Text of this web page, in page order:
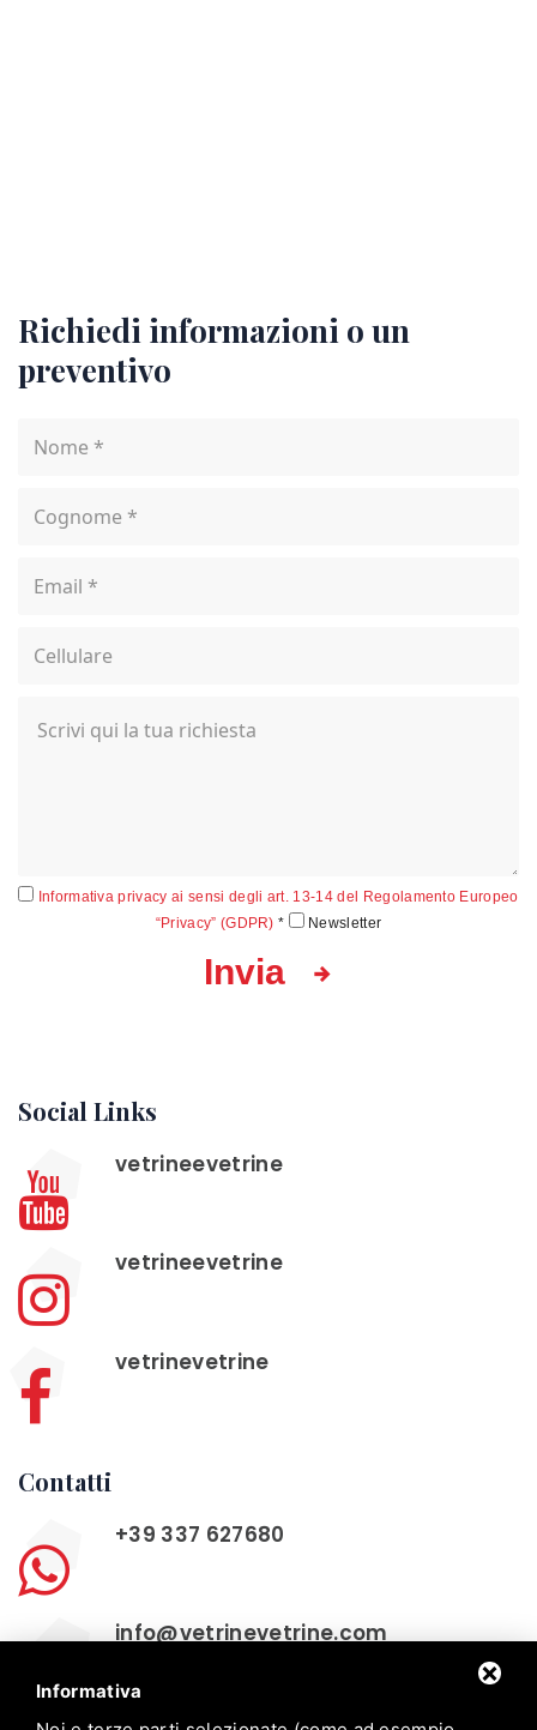
Richiedi informazioni o un
preventivo
Informativa privacy ai sensi degli art. 13-14 del Regolamento Europeo
“Privacy” (GDPR) * Newsletter
Invia
Social Links
vetrineevetrine
vetrineevetrine
vetrinevetrine
Contatti
+39 337 627680
info@vetrinevetrine.com
Informativa